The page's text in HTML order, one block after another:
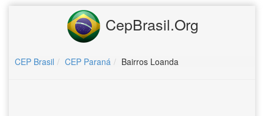
CepBrasil.Org
CEP Brasil CEP Paraná Bairros Loanda